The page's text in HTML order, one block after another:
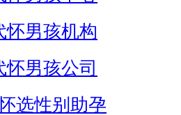
怀男孩机构
怀男孩公司
选性别助孕